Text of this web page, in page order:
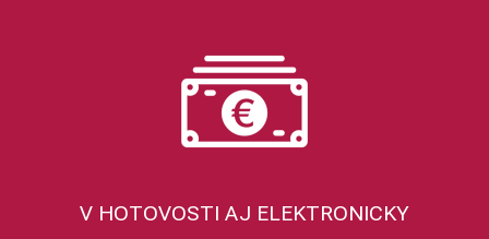
V HOTOVOSTI AJ ELEKTRONICKY